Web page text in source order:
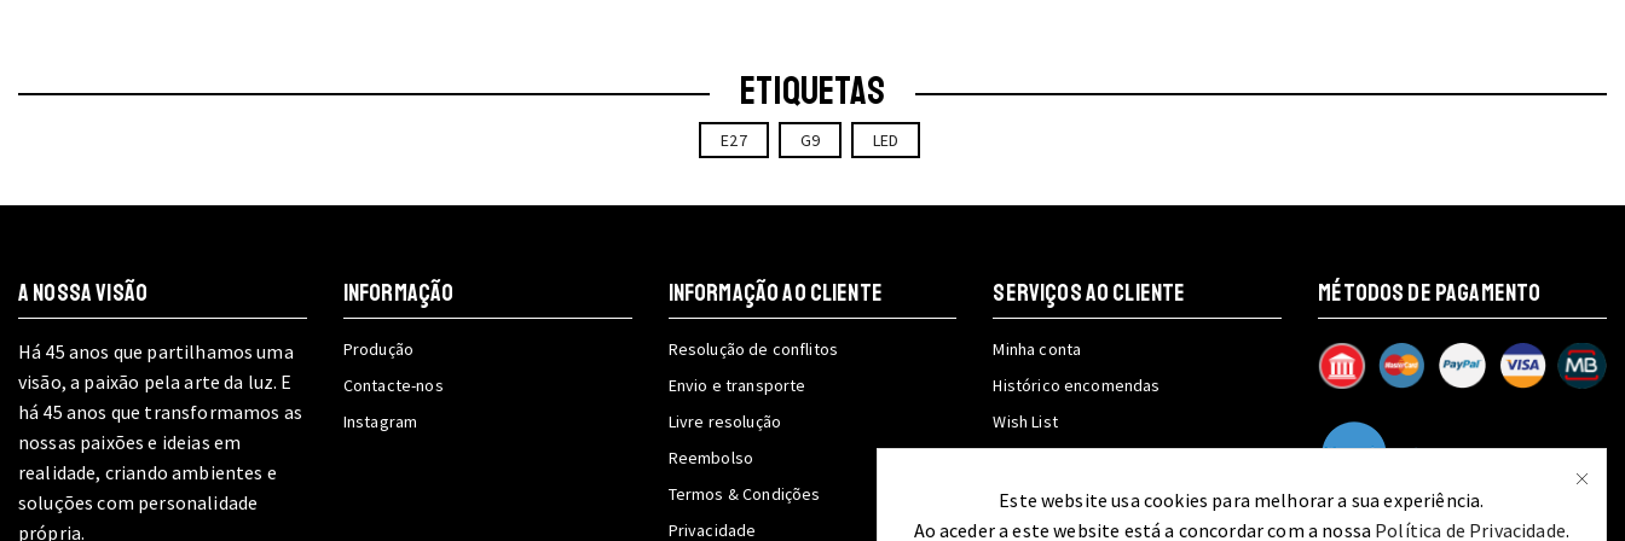
product
product
product
product
ETIQUETAS
E27 G9 LED
A NOSSA VISÃO
Há 45 anos que partilhamos uma
visão, a paixão pela arte da luz. E
há 45 anos que transformamos as
nossas paixões e ideias em
realidade, criando ambientes e
soluções com personalidade
própria.
INFORMAÇÃO
Produção
Contacte-nos
Instagram
INFORMAÇÃO AO CLIENTE
Resolução de conflitos
Envio e transporte
Livre resolução
Reembolso
Termos & Condições
Privacidade
SERVIÇOS AO CLIENTE
Minha conta
Histórico encomendas
Wish List
MÉTODOS DE PAGAMENTO
Este website usa cookies para melhorar a sua experiência.
Ao aceder a este website está a concordar com a nossa Política de Privacidade.